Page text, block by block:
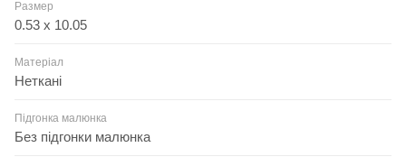
Размер
0.53 x 10.05
Матеріал
Неткані
Підгонка малюнка
Без підгонки малюнка